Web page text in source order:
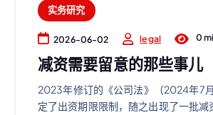
实务研究
2026-06-02 legal 0
减资需要留意的那些事儿
2023年修订的《公司法》（2024年7
定了出资期限限制，随之出现了一批减